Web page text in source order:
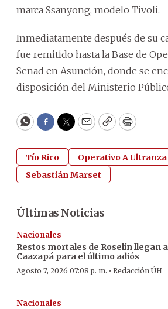
marca Ssanyong, modelo Tivoli.
Inmediatamente después de su
fue remitido hasta la Base de
Senad en Asunción, donde se
disposición del Ministerio
WhatsApp
Facebook
Twitter
EmailCopyPrint
Tío Rico
Operativo A Ultranza
Sebastián Marset
Últimas Noticias
Nacionales
Restos mortales de Roselín llegan a
Caazapá para el último adiós
Agosto 7, 2026 07:08 p. m. · Redacción ÚH
Nacionales